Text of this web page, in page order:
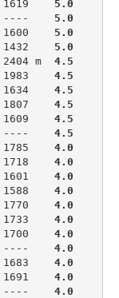
1619 5.0
---- 5.0
1600 5.0
1432 5.0
m 4.5
1983 4.5
1634 4.5
1807 4.5
1609 4.5
---- 4.5
1785 4.0
1718 4.0
1601 4.0
1588 4.0
1770 4.0
1733 4.0
1700 4.0
---- 4.0
1683 4.0
1691 4.0
---- 4.0